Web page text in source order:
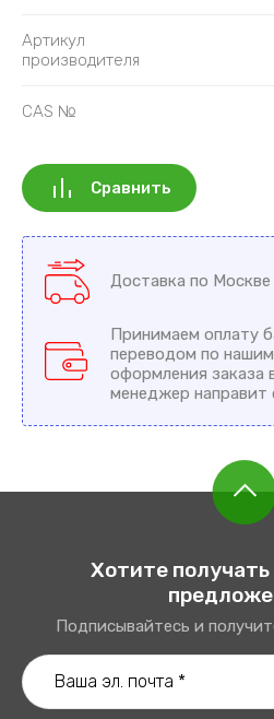
Артикул
производителя
CAS №
Сравнить
Доставка по
Принимаем оплату
переводом по
оформления заказа
менеджер направит
Хотите
Подписывайтесь и